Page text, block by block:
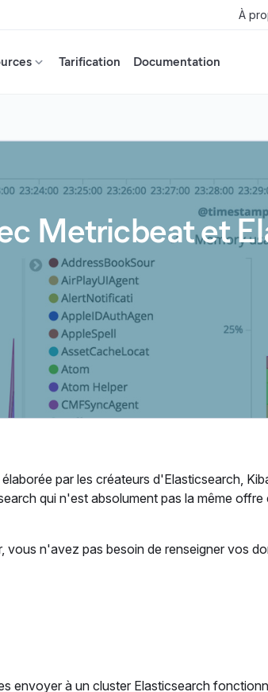
À
Tarification Documentation
Metricbeat et
par les créateurs d'Elasticsearch,
qui n'est absolument pas la même offre
n'avez pas besoin de renseigner vos
envoyer à un cluster Elasticsearch